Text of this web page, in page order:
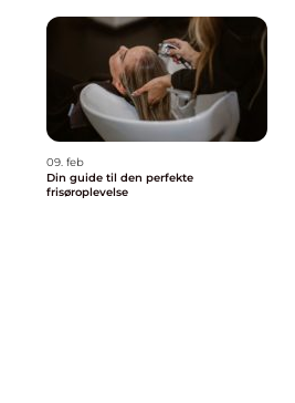
09. feb
Din guide til den perfekte
frisøroplevelse